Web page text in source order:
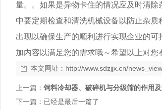
量。。如果是异物卡住的情况应及时清
中要定期检查和清洗机械设备以防止杂
出现以确保生产的顺利进行实现企业的
加内容以满足您的需求哦～希望以上对您
本文网址： http://www.sdzjjx.cn/
上一篇： 饲料冷却器、破碎机与分级筛的作用
下一篇：已经是最后一篇了